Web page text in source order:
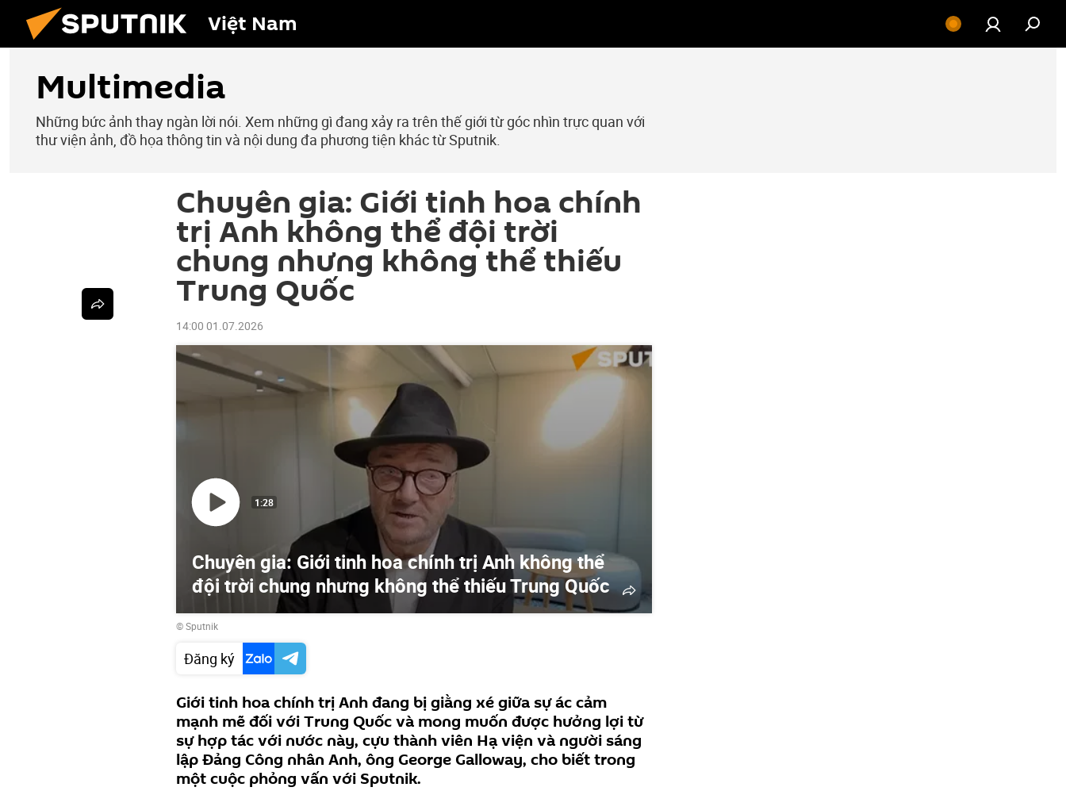
Việt Nam
Multimedia
Những bức ảnh thay ngàn lời nói. Xem những gì đang xảy ra trên thế giới từ góc nhìn trực quan với
thư viện ảnh, đồ họa thông tin và nội dung đa phương tiện khác từ Sputnik.
Chuyên gia: Giới tinh hoa chính
trị Anh không thể đội trời
chung nhưng không thể thiếu
Trung Quốc
14:00 01.07.2026
Chuyên gia: Giới tinh hoa chính trị Anh không thể
đội trời chung nhưng không thể thiếu Trung Quốc
1:28
© Sputnik
Đăng ký
Giới tinh hoa chính trị Anh đang bị giằng xé giữa sự ác cảm
mạnh mẽ đối với Trung Quốc và mong muốn được hưởng lợi từ
sự hợp tác với nước này, cựu thành viên Hạ viện và người sáng
lập Đảng Công nhân Anh, ông George Galloway, cho biết trong
một cuộc phỏng vấn với Sputnik.